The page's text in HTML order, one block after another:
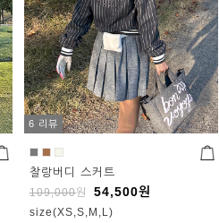
6 리뷰
찰랑버디 스커트
109,000원 54,500원
size(XS,S,M,L)